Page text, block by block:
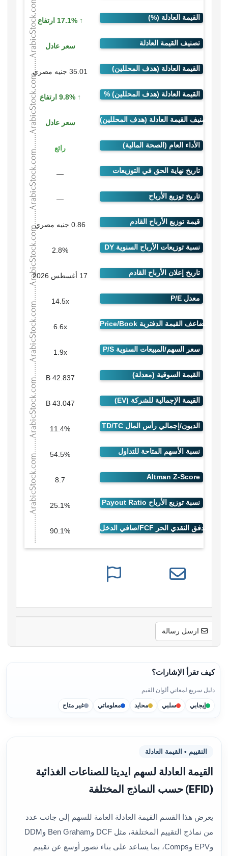
17.1% ارتفاع
سعر عادل
35.01 جنيه مصري
9.8% ارتفاع
سعر عادل
رائع
—
—
0.86 جنيه مصري
2.8%
17 أغسطس 2026
14.5x
6.6x
1.9x
42.837 B
43.047 B
11.4%
54.5%
8.7
25.1%
90.1%
ارسل رسالة
كيف تقرأ الإشارات؟
دليل سريع لمعاني ألوان القيم
إيجابي سلبي محايد معلوماتي غير متاح
التقييم • القيمة العادلة
القيمة العادلة لسهم ايديتا للصناعات الغذائية
(EFID) حسب النماذج المختلفة
يعرض هذا القسم القيمة العادلة العامة للسهم إلى جانب عدد
من نماذج التقييم المختلفة، مثل DCF وBen Graham وDDM
وEPV وComps، بما يساعد على بناء تصور أوسع عن تقييم